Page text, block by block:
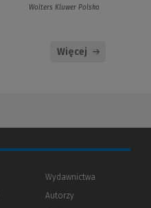
Wolters Kluwer Polska
Więcej
Wydawnictwa
Autorzy